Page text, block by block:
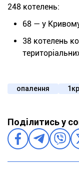
248 котелень:
68 — у
38 котелень
опалення 1кр
Поділитись у